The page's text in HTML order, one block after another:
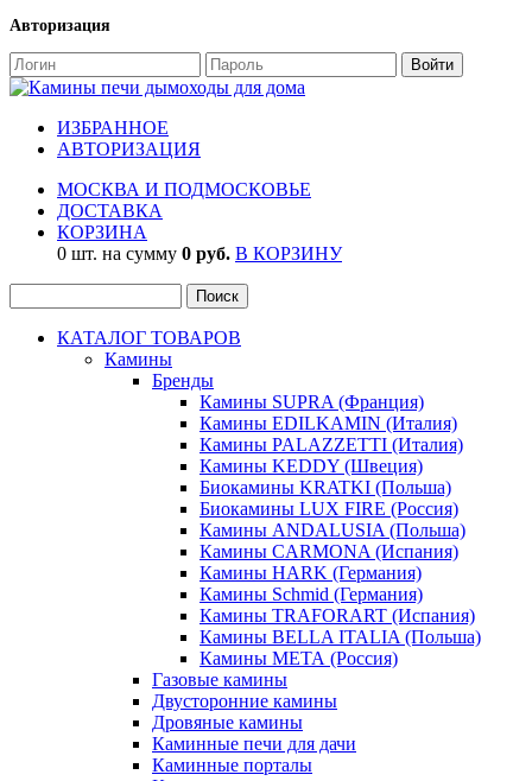
Авторизация
ИЗБРАННОЕ
АВТОРИЗАЦИЯ
МОСКВА И ПОДМОСКОВЬЕ
ДОСТАВКА
КОРЗИНА
0 шт. на сумму 0 руб. В КОРЗИНУ
КАТАЛОГ ТОВАРОВ
Камины
Бренды
Камины SUPRA (Франция)
Камины EDILKAMIN (Италия)
Камины PALAZZETTI (Италия)
Камины KEDDY (Швеция)
Биокамины KRATKI (Польша)
Биокамины LUX FIRE (Россия)
Камины ANDALUSIA (Польша)
Камины CARMONA (Испания)
Камины HARK (Германия)
Камины Schmid (Германия)
Камины TRAFORART (Испания)
Камины BELLA ITALIA (Польша)
Камины МЕТА (Россия)
Газовые камины
Двусторонние камины
Дровяные камины
Каминные печи для дачи
Каминные порталы